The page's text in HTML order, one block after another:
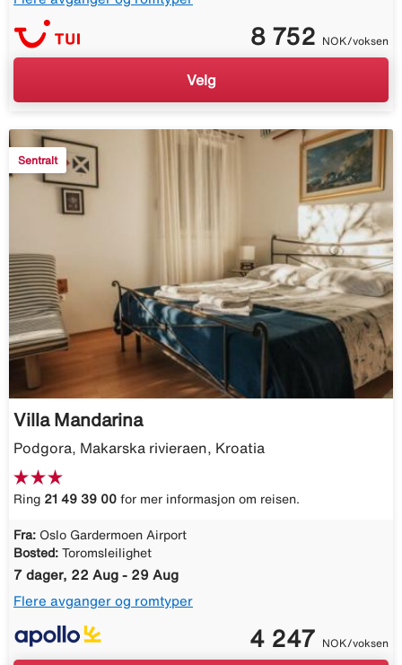
8 752 NOK/voksen
Velg
Sentralt
Villa Mandarina
Podgora, Makarska rivieraen, Kroatia
Ring 21 49 39 00 for mer informasjon om reisen.
Fra: Oslo Gardermoen Airport
Bosted: Toromsleilighet
7 dager, 22 Aug - 29 Aug
Flere avganger og romtyper
4 247 NOK/voksen